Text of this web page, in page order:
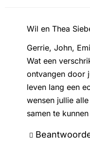
Wil en Thea
Gerrie, John,
Wat een
ontvangen door
leven lang een
wensen jullie
samen te